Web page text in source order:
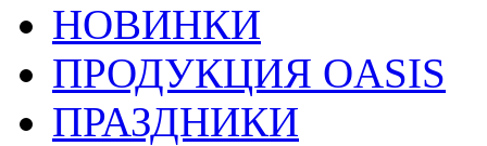
НОВИНКИ
ПРОДУКЦИЯ OASIS
ПРАЗДНИКИ